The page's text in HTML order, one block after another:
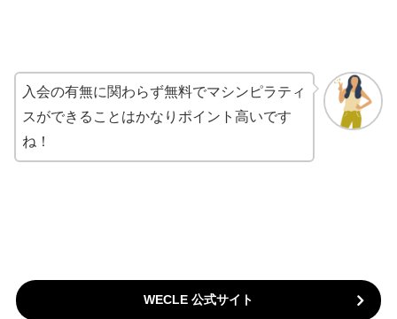
入会の有無に関わらず無料でマシンピラティ
スができることはかなりポイント高いです
ね！
WECLE 公式サイト